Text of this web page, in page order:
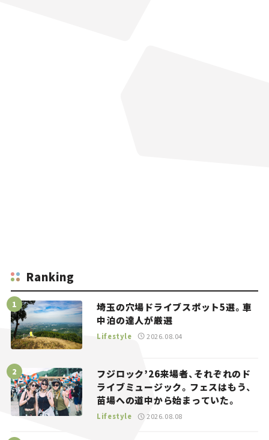
Ranking
埼玉の穴場ドライブスポット5選。車
中泊の達人が厳選
Lifestyle 2026.08.04
フジロック’26来場者、それぞれのド
ライブミュージック。フェスはもう、
苗場への道中から始まっていた。
Lifestyle 2026.08.08